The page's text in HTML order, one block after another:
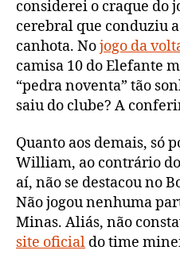
considerei o craque do
cerebral que conduziu
canhota. Nojogo da
camisa 10 do Elefante
“pedra noventa” tão
saiu do clube? A
Quanto aos demais, só
William, ao contrário
aí, não se destacou no
Não jogou nenhuma
Minas. Aliás, não
site oficial do time